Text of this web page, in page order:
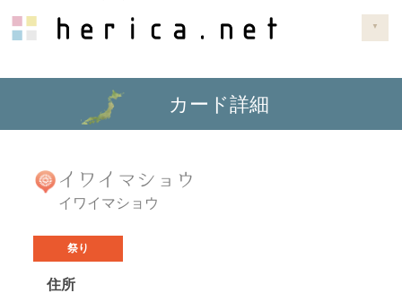
▼
カード詳細
イワイマショウ
イワイマショウ
祭り
住所